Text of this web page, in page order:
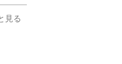
見る